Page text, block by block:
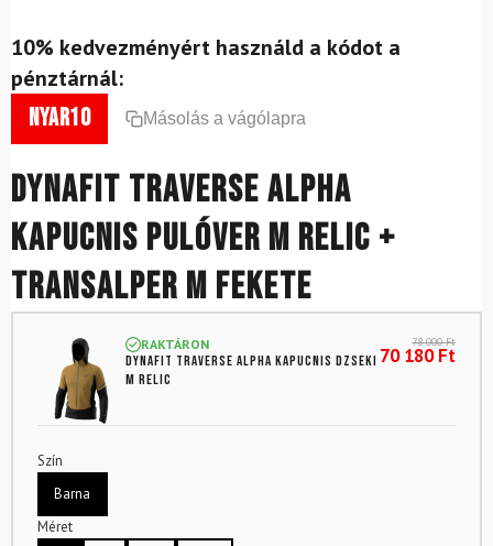
10% kedvezményért használd a kódot a
pénztárnál:
nyar10 Másolás a vágólapra
DYNAFIT Traverse Alpha
kapucnis pulóver M Relic +
Transalper M Fekete
RAKTÁRON
DYNAFIT Traverse Alpha kapucnis dzseki
M Relic
78 000Ft
70 180Ft
Szín
Barna
Méret